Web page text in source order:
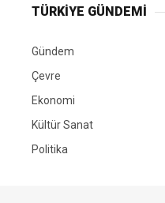
TÜRKIYE GÜNDEMI
Gündem
Çevre
Ekonomi
Kültür Sanat
Politika